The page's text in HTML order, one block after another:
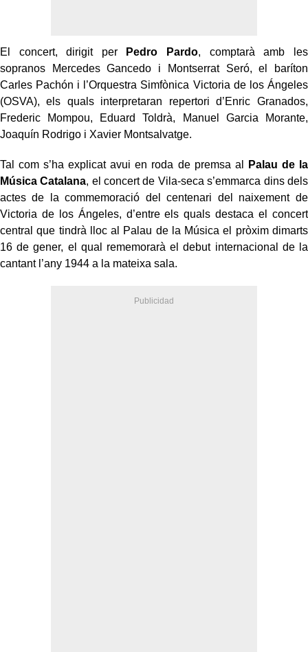
El concert, dirigit per Pedro Pardo, comptarà amb les
sopranos Mercedes Gancedo i Montserrat Seró, el baríton
Carles Pachón i l’Orquestra Simfònica Victoria de los Ángeles
(OSVA), els quals interpretaran repertori d’Enric Granados,
Frederic Mompou, Eduard Toldrà, Manuel Garcia Morante,
Joaquín Rodrigo i Xavier Montsalvatge.
Tal com s’ha explicat avui en roda de premsa al
Palau de la
Música Catalana, el concert de Vila-seca s’emmarca dins dels
actes de la commemoració del centenari del naixement de
Victoria de los Ángeles, d’entre els quals destaca el concert
central que tindrà lloc al Palau de la Música el pròxim dimarts
16 de gener, el qual rememorarà el debut internacional de la
cantant l’any 1944 a la mateixa sala.